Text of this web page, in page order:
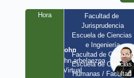
Hora
John
john.arbelaezpa
/ Virtual
Facultad de
Jurisprudencia
Escuela de Ciencias
e Ingeniería
Facultad de Creación
Escuela de Ciencias
Humanas / Facultad